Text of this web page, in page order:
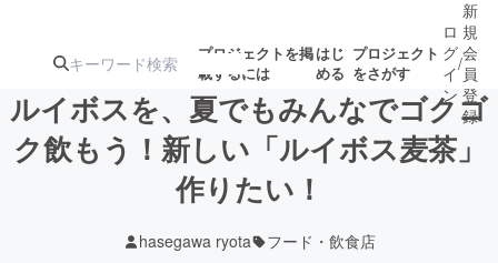
プロジェクトを掲
載するには
はじ
める
プロジェクト
をさがす
注目の新着プロ募集終了が近いプ
ロ
グ
イ
ン
/
新
規
会
員
登
録
ルイボスを、夏でもみんなでゴクゴ
ク飲もう！新しい「ルイボス麦茶」
作りたい！
hasegawa ryota フード・飲食店